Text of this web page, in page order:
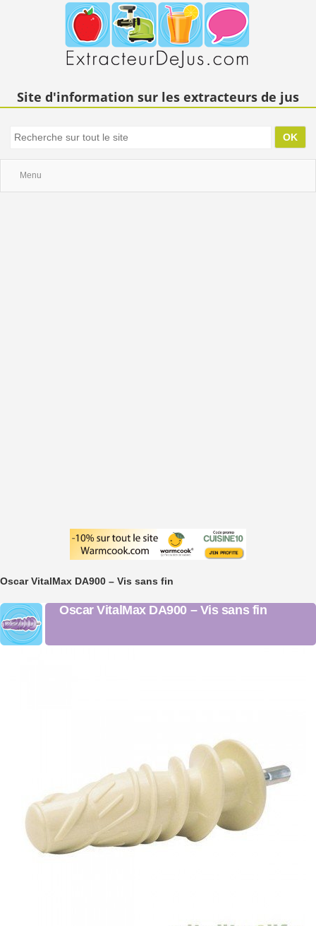
Site d'information sur les extracteurs de jus
Menu
Oscar VitalMax DA900 – Vis sans fin
Oscar VitalMax DA900 – Vis sans fin